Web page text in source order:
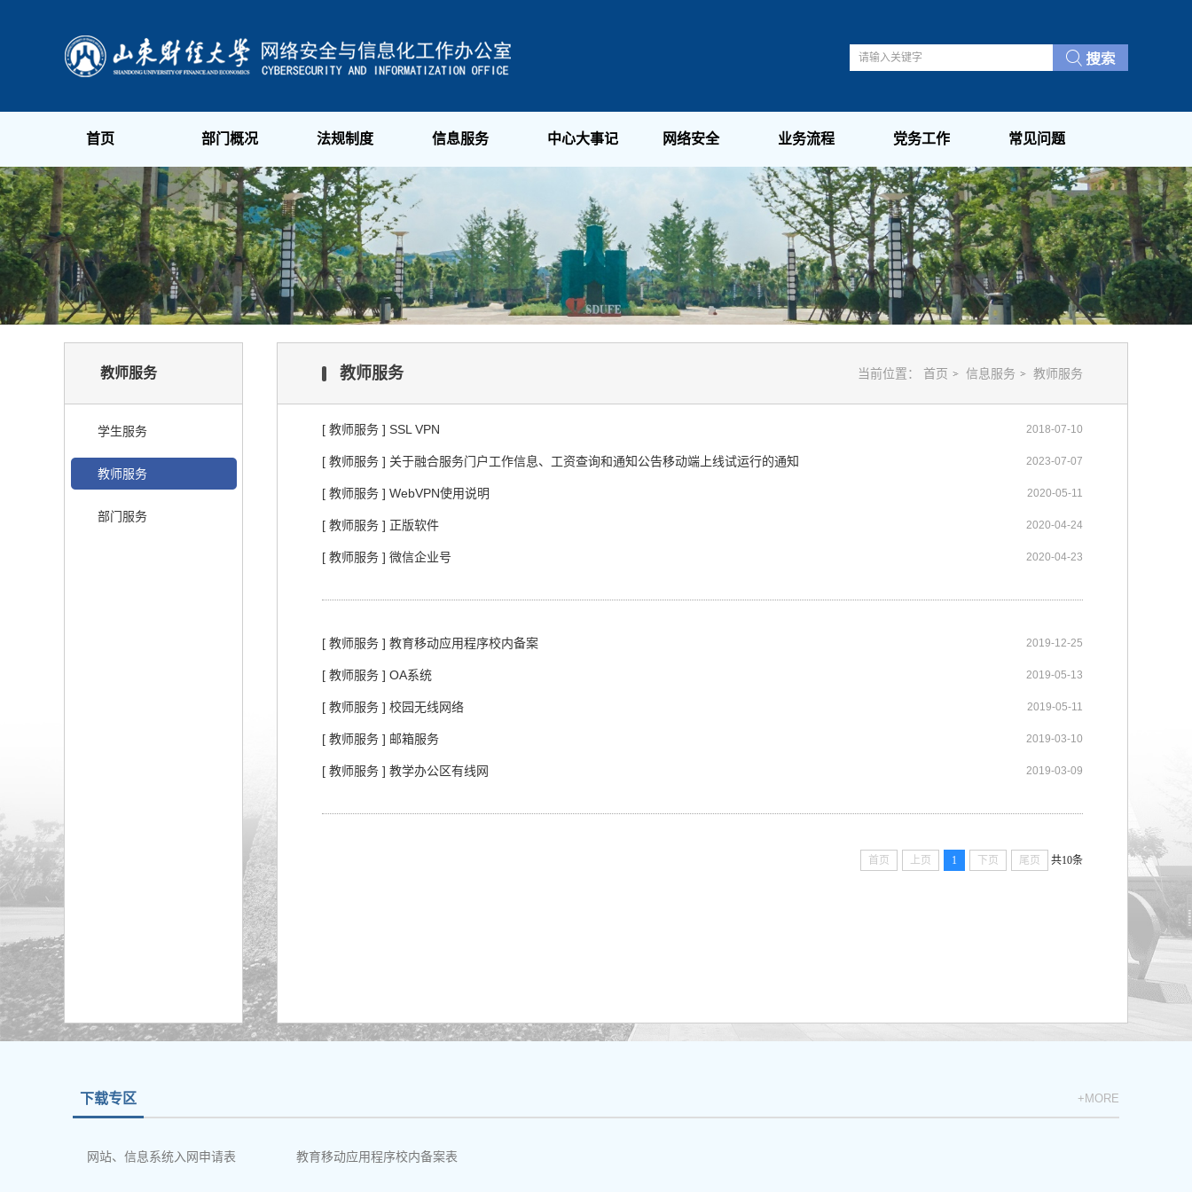
首页 部门概况 法规制度 信息服务 中心大事记 网络安全 业务流程 党务工作 常见问题
教师服务
学生服务
教师服务
部门服务
教师服务 当前位置： 首页 信息服务 教师服务
[ 教师服务 ] SSL VPN 2018-07-10
[ 教师服务 ] 关于融合服务门户工作信息、工资查询和通知公告移动端上线试运行的通知 2023-07-07
[ 教师服务 ] WebVPN使用说明 2020-05-11
[ 教师服务 ] 正版软件 2020-04-24
[ 教师服务 ] 微信企业号 2020-04-23
[ 教师服务 ] 教育移动应用程序校内备案 2019-12-25
[ 教师服务 ] OA系统 2019-05-13
[ 教师服务 ] 校园无线网络 2019-05-11
[ 教师服务 ] 邮箱服务 2019-03-10
[ 教师服务 ] 教学办公区有线网 2019-03-09
首页 上页 1 下页 尾页 共10条
下载专区 +MORE
网站、信息系统入网申请表 教育移动应用程序校内备案表